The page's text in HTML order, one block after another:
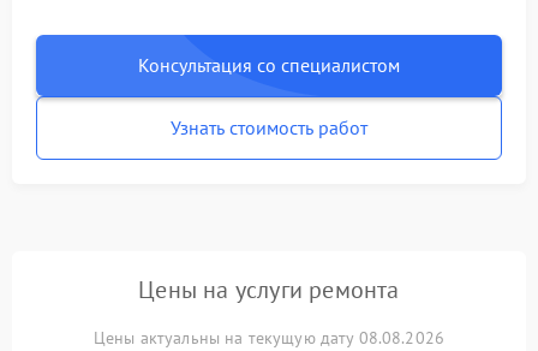
Консультация со специалистом
Узнать стоимость работ
Цены на услуги ремонта
Цены актуальны на текущую дату 08.08.2026